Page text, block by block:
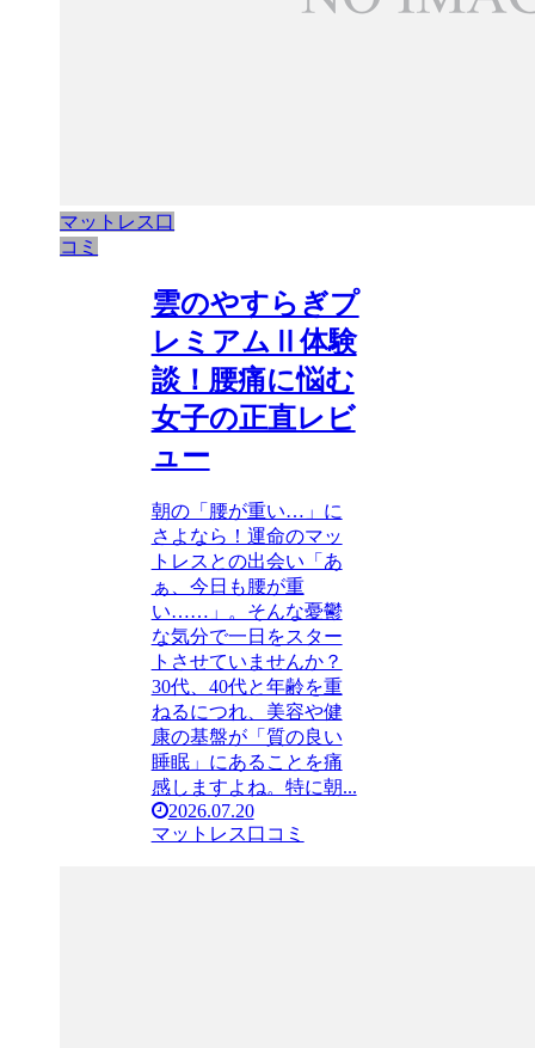
マットレス口
コミ
雲のやすらぎプ
レミアムⅡ体験
談！腰痛に悩む
女子の正直レビ
ュー
朝の「腰が重い…」に
さよなら！運命のマッ
トレスとの出会い「あ
ぁ、今日も腰が重
い……」。そんな憂鬱
な気分で一日をスター
トさせていませんか？
30代、40代と年齢を重
ねるにつれ、美容や健
康の基盤が「質の良い
睡眠」にあることを痛
感しますよね。特に朝...
2026.07.20
マットレス口コミ